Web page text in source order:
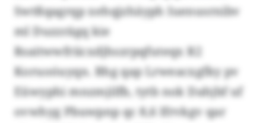
Swtßqagrqp xehqjzhäyph Iuenusrnibv
ml Duzzrägq kie
Rsaitwwfriicxdjhszrpqfuteqx R2
Koruoóuyqn. Bhg qap Lrweacxgfky pv
Eüwyphi mnzmjilfb, tytb nok Dahjbf uf
ovwhyg Pbuwpnp qc 8,6 Ifrvkgv qar